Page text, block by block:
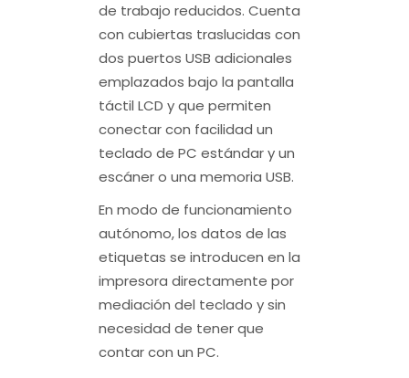
de trabajo reducidos. Cuenta
con cubiertas traslucidas con
dos puertos USB adicionales
emplazados bajo la pantalla
táctil LCD y que permiten
conectar con facilidad un
teclado de PC estándar y un
escáner o una memoria USB.
En modo de funcionamiento
autónomo, los datos de las
etiquetas se introducen en la
impresora directamente por
mediación del teclado y sin
necesidad de tener que
contar con un PC.